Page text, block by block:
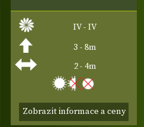
IV - IV
3 - 8m
2 - 4m
Zobrazit informace a ceny